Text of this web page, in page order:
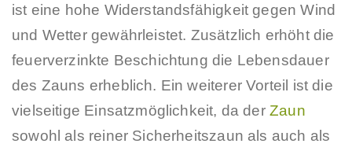
ist eine hohe Widerstandsfähigkeit gegen Wind
und Wetter gewährleistet. Zusätzlich erhöht die
feuerverzinkte Beschichtung die Lebensdauer
des Zauns erheblich. Ein weiterer Vorteil ist die
vielseitige Einsatzmöglichkeit, da derZaun
sowohl als reiner Sicherheitszaun als auch als